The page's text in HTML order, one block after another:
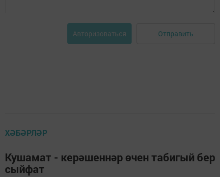
Авторизоваться Отправить
ХӘБӘРЛӘР
Кушамат - керәшеннәр өчен табигый бер
сыйфат